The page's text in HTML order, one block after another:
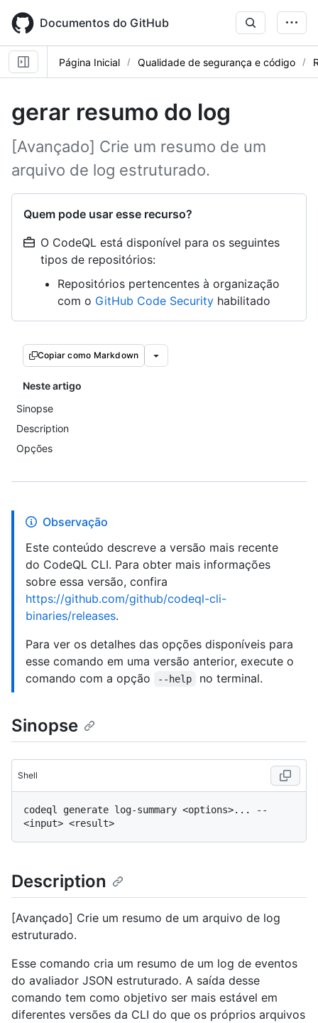
main
content
Documentos do GitHub
Página Inicial Qualidade de segurança e código
gerar resumo do log
[Avançado] Crie um resumo de um
arquivo de log estruturado.
Quem pode usar esse recurso?
O CodeQL está disponível para os seguintes
tipos de repositórios:
Repositórios pertencentes à organização
com o GitHub Code Security habilitado
Copiar como Markdown
Neste artigo
Sinopse
Description
Opções
Observação
Este conteúdo descreve a versão mais recente
do CodeQL CLI. Para obter mais informações
sobre essa versão, confira
https://github.com/github/codeql-cli-
binaries/releases.
Para ver os detalhes das opções disponíveis para
esse comando em uma versão anterior, execute o
comando com a opção
--help no terminal.
Sinopse
Shell
codeql generate log-summary <options>... --
Description
[Avançado] Crie um resumo de um arquivo de log
estruturado.
Esse comando cria um resumo de um log de eventos
do avaliador JSON estruturado. A saída desse
comando tem como objetivo ser mais estável em
diferentes versões da CLI do que os próprios arquivos